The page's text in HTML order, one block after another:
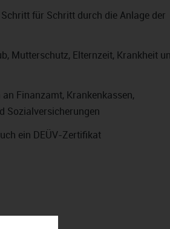
für Schritt durch die Anlage der
Mutterschutz, Elternzeit, Krankheit
Finanzamt, Krankenkassen,
Sozialversicherungen
ein DEÜV-Zertifikat